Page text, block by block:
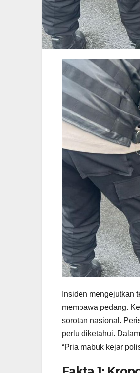
Insiden mengejutkan
membawa pedang.
sorotan nasional.
perlu diketahui.
“Pria mabuk kejar